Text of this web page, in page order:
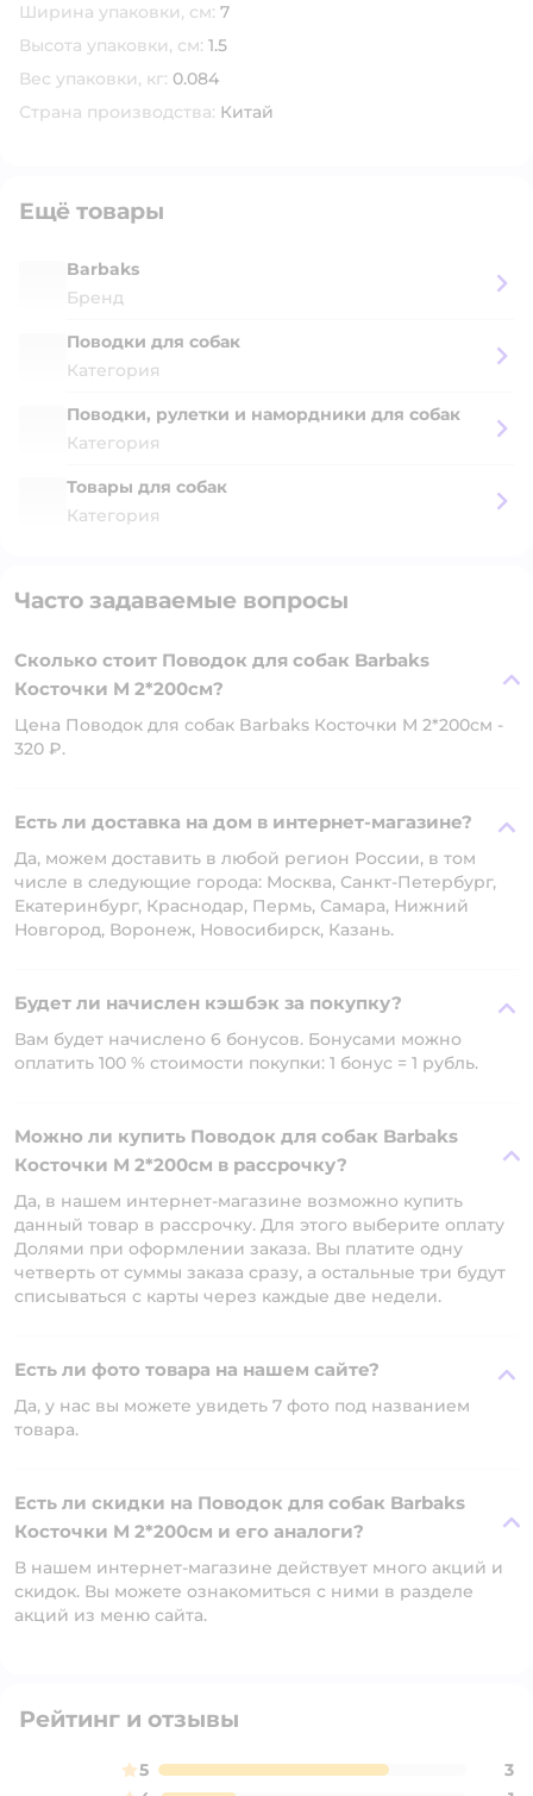
Ширина упаковки, см: 7
Высота упаковки, см: 1.5
Вес упаковки, кг: 0.084
Страна производства: Китай
Ещё товары
Barbaks
Бренд
Поводки для собак
Категория
Поводки, рулетки и намордники для собак
Категория
Товары для собак
Категория
Часто задаваемые вопросы
Сколько стоит Поводок для собак Barbaks
Косточки M 2*200см?
Цена Поводок для собак Barbaks Косточки M 2*200см -
320 ₽.
Есть ли доставка на дом в интернет-магазине?
Да, можем доставить в любой регион России, в том
числе в следующие города: Москва, Санкт-Петербург,
Екатеринбург, Краснодар, Пермь, Самара, Нижний
Новгород, Воронеж, Новосибирск, Казань.
Будет ли начислен кэшбэк за покупку?
Вам будет начислено 6 бонусов. Бонусами можно
оплатить 100 % стоимости покупки: 1 бонус = 1 рубль.
Можно ли купить Поводок для собак Barbaks
Косточки M 2*200см в рассрочку?
Да, в нашем интернет-магазине возможно купить
данный товар в рассрочку. Для этого выберите оплату
Долями при оформлении заказа. Вы платите одну
четверть от суммы заказа сразу, а остальные три будут
списываться с карты через каждые две недели.
Есть ли фото товара на нашем сайте?
Да, у нас вы можете увидеть 7 фото под названием
товара.
Есть ли скидки на Поводок для собак Barbaks
Косточки M 2*200см и его аналоги?
В нашем интернет-магазине действует много акций и
скидок. Вы можете ознакомиться с ними в разделе
акций из меню сайта.
Рейтинг и отзывы
5
3